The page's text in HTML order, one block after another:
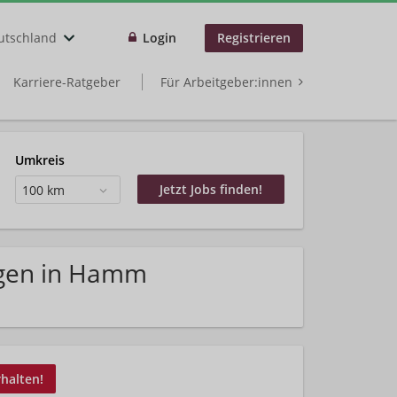
Login Registrieren
Karriere-Ratgeber Für Arbeitgeber:innen
Umkreis
100 km
in Hamm